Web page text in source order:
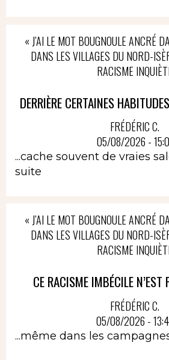
« J’AI LE MOT BOUGNOULE ANCRÉ
DANS LES VILLAGES DU NORD-
RACISME
DERRIÈRE CERTAINES
FRÉDÉRIC C.
05/08/2026 -
...cache souvent de vraies
suite
« J’AI LE MOT BOUGNOULE ANCRÉ
DANS LES VILLAGES DU NORD-
RACISME
CE RACISME IMBÉCILE N’EST
FRÉDÉRIC C.
05/08/2026 -
...même dans les